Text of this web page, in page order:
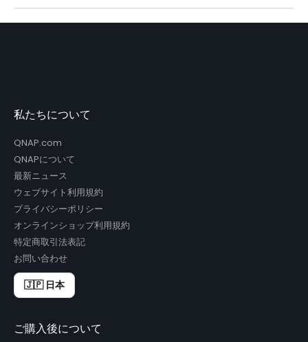
私たちについて
QNAP.com
QNAPについて
最新ニュース
ウェブサイト利用規約
プライバシーポリシー
オンラインショップ利用規約
特定商取引法表記
お問い合わせ
🇯🇵 日本
ご購入後について